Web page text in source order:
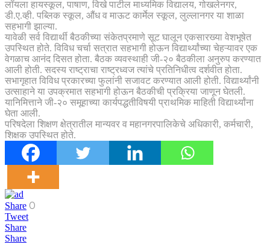
लॉयला हायस्कूल, पाषाण, विखे पाटील माध्यमिक विद्यालय, गोखलेनगर,
डी.ए.व्ही. पब्लिक स्कूल, औंध व माऊट कार्मेल स्कूल, लुल्लानगर या शाळा
सहभागी झाल्या.
यावेळी सर्व विद्यार्थी बैठकीच्या संकेतप्रमाणे सूट घालून एकसारख्या वेशभूषेत
उपस्थित होते. विविध चर्चा सत्रात सहभागी होऊन विद्यार्थ्यांच्या चेहऱ्यावर एक
वेगळाच आनंद दिसत होता. बैठक व्यवस्थाही जी-२० बैठकीला अनुरुप करण्यात
आली होती. सदस्य राष्ट्राचा राष्ट्रध्वज त्यांचे प्रतिनिधीत्व दर्शवीत होता.
सभागृहात विविध प्रकारच्या फुलांनी सजावट करण्यात आली होती. विद्यार्थ्यांनी
उत्साहाने या उपक्रमात सहभागी होऊन बैठकीची प्रक्रिया जाणून घेतली.
यानिमित्ताने जी-२० समूहाच्या कार्यपद्धतीविषयी प्राथमिक माहिती विद्यार्थ्यांना
घेता आली.
परिषदेला शिक्षण क्षेत्रातील मान्यवर व महानगरपालिकेचे अधिकारी, कर्मचारी,
शिक्षक उपस्थित होते.
Share 0
Tweet
Share
Share